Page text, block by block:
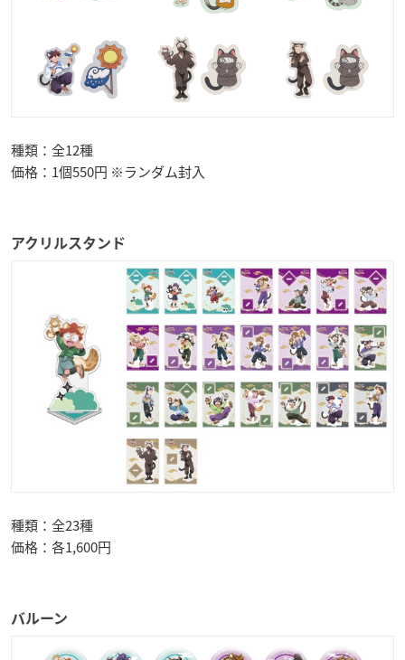
種類：全12種
価格：1個550円 ※ランダム封入
アクリルスタンド
種類：全23種
価格：各1,600円
バルーン